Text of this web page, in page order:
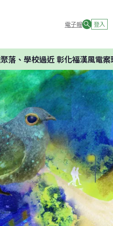
電子報 登入
學校過近 彰化福漢風電案環委